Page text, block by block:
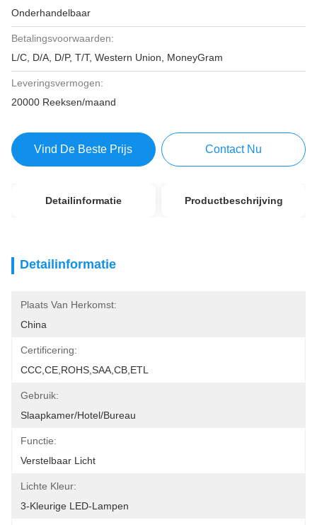
Onderhandelbaar
Betalingsvoorwaarden:
L/C, D/A, D/P, T/T, Western Union, MoneyGram
Leveringsvermogen:
20000 Reeksen/maand
Vind De Beste Prijs Contact Nu
Detailinformatie Productbeschrijving
Detailinformatie
Plaats Van Herkomst:
China
Certificering:
CCC,CE,ROHS,SAA,CB,ETL
Gebruik:
Slaapkamer/hotel/bureau
Functie:
Verstelbaar Licht
Lichte Kleur:
3-Kleurige LED-Lampen